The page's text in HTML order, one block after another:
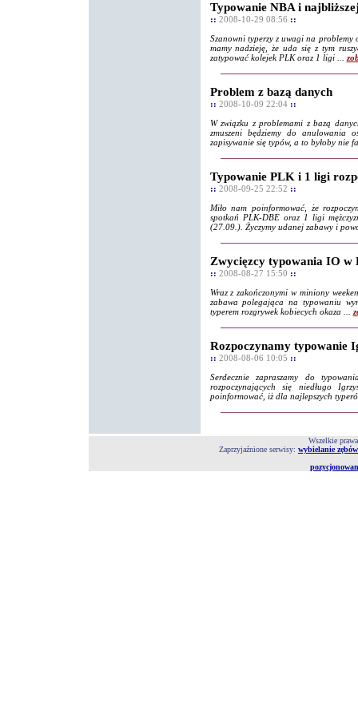
Typowanie NBA i
:: 2008-10-29 08:56 ::
Szanowni typerzy z uwagi na
mamy nadzieję, że uda się z tym
zatypować kolejek PLK oraz 1 ligi ...
Problem z bazą danych
:: 2008-10-09 22:04::
W związku z problemami z bazą
zmuszeni będziemy do anulowania
zapisywanie się typów, a to byłoby nie
Typowanie PLK i 1 ligi
:: 2008-09-25 22:52 ::
Miło nam poinformować, że
spotkań PLK-DBE oraz 1 ligi
(27.09.). Życzymy udanej zabawy i
Zwycięzcy typowania IO w
:: 2008-08-27 15:50 ::
Wraz z zakończonymi w miniony
zabawa polegająca na typowaniu
typerem rozgrywek kobiecych okaza ...
Rozpoczynamy typowanie
:: 2008-08-06 10:05 ::
Serdecznie zapraszamy do
rozpoczynających się niedługo
poinformować, iż dla najlepszych
Wszelkie
Zaprzyjaźnione serwisy: wybielanie